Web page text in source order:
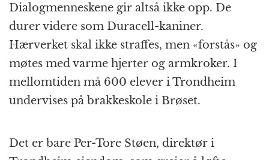
Dialogmenneskene gir altså ikke opp. De
durer videre som Duracell-kaniner.
Hærverket skal ikke straffes, men «forstås» og
møtes med varme hjerter og armkroker. I
mellomtiden må 600 elever i Trondheim
undervises på brakkeskole i Brøset.
Det er bare Per-Tore Støen, direktør i